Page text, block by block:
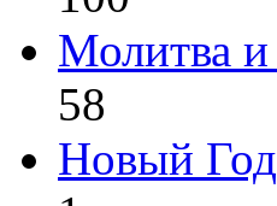
Молитва
58
Новый Год